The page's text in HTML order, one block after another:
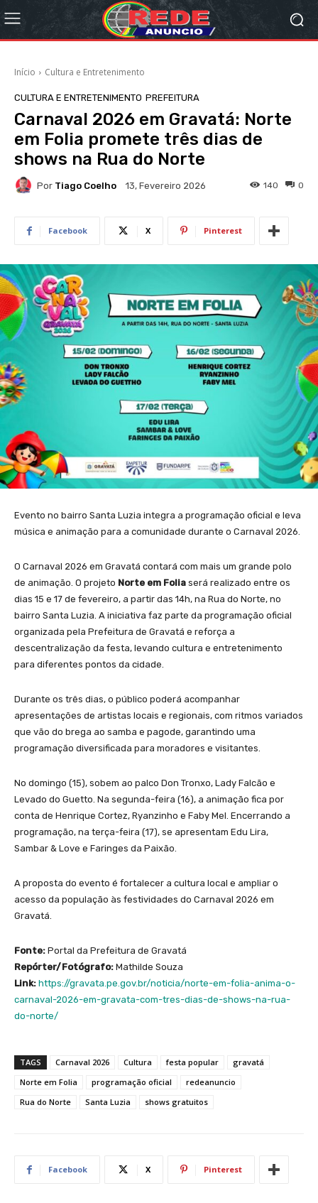
Início Cultura e Entretenimento
CULTURA E ENTRETENIMENTO PREFEITURA
Carnaval 2026 em Gravatá: Norte
em Folia promete três dias de
shows na Rua do Norte
Por Tiago Coelho 13, Fevereiro 2026 0
140
Facebook X Pinterest
Evento no bairro Santa Luzia integra a programação oficial e leva
música e animação para a comunidade durante o Carnaval 2026.
O Carnaval 2026 em Gravatá contará com mais um grande polo
de animação. O projeto Norte em Folia será realizado entre os
dias 15 e 17 de fevereiro, a partir das 14h, na Rua do Norte, no
bairro Santa Luzia. A iniciativa faz parte da programação oficial
organizada pela Prefeitura de Gravatá e reforça a
descentralização da festa, levando cultura e entretenimento
para diferentes pontos da cidade.
Durante os três dias, o público poderá acompanhar
apresentações de artistas locais e regionais, com ritmos variados
que vão do brega ao samba e pagode, garantindo uma
programação diversificada para moradores e visitantes.
No domingo (15), sobem ao palco Don Tronxo, Lady Falcão e
Levado do Guetto. Na segunda-feira (16), a animação fica por
conta de Henrique Cortez, Ryanzinho e Faby Mel. Encerrando a
programação, na terça-feira (17), se apresentam Edu Lira,
Sambar & Love e Faringes da Paixão.
A proposta do evento é fortalecer a cultura local e ampliar o
acesso da população às festividades do Carnaval 2026 em
Gravatá.
Fonte: Portal da Prefeitura de Gravatá
Repórter/Fotógrafo: Mathilde Souza
Link: https://gravata.pe.gov.br/noticia/norte-em-folia-anima-o-
carnaval-2026-em-gravata-com-tres-dias-de-shows-na-rua-
do-norte/
TAGS Carnaval 2026 Cultura festa popular
gravatá
Norte em Folia
programação oficial
redeanuncio
Rua do Norte
Santa Luzia shows gratuitos
Facebook X Pinterest